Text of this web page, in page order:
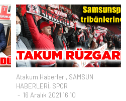
Atakum Haberleri, SAMSUN
HABERLERİ, SPOR
16 Aralık 2021 16:10